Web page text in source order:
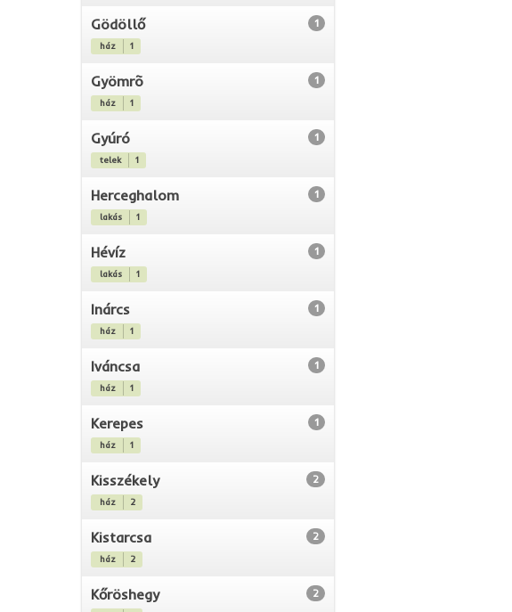
Gödöllő 1
ház 1
Gyömrõ 1
ház 1
Gyúró 1
telek 1
Herceghalom 1
lakás 1
Hévíz 1
lakás 1
Inárcs 1
ház 1
Iváncsa 1
ház 1
Kerepes 1
ház 1
Kisszékely 2
ház 2
Kistarcsa 2
ház 2
Kőröshegy 2